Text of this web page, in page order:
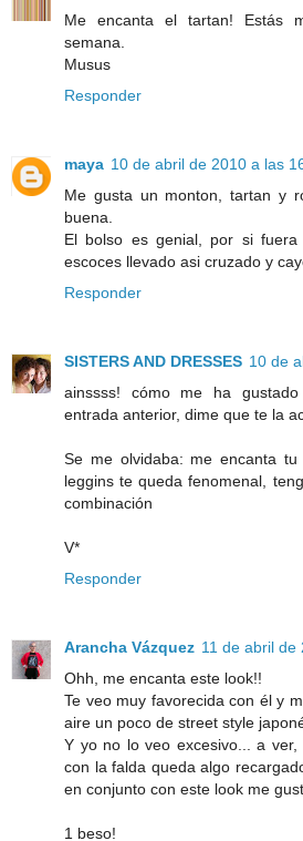
Me encanta el tartan! Estás
semana.
Musus
Responder
maya 10 de abril de 2010 a las
Me gusta un monton, tartan y
buena.
El bolso es genial, por si
escoces llevado asi cruzado y
Responder
SISTERS AND DRESSES 10 de
ainssss! cómo me ha
entrada anterior, dime que te la
Se me olvidaba: me encanta
leggins te queda fenomenal,
combinación
V*
Responder
Arancha Vázquez 11 de abril de
Ohh, me encanta este look!!
Te veo muy favorecida con él y
aire un poco de street style
Y yo no lo veo excesivo... a
con la falda queda algo
en conjunto con este look me
1 beso!